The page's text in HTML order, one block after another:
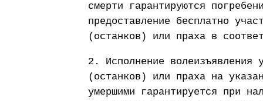
смерти гарантируются
предоставление бесплатно
(останков) или праха в
2. Исполнение волеизъявления
(останков) или праха на
умершими гарантируется при